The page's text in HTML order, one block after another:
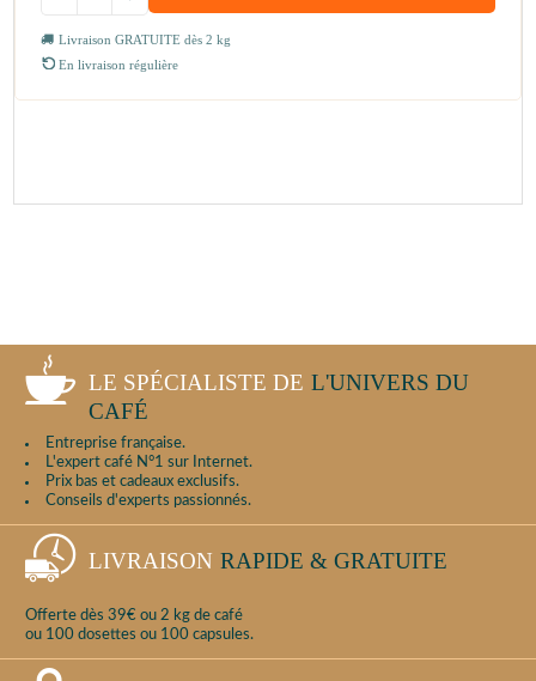
Livraison GRATUITE dès 2 kg
En livraison régulière
LE SPÉCIALISTE DE L'UNIVERS DU
CAFÉ
Entreprise française.
L'expert café N°1 sur Internet.
Prix bas et cadeaux exclusifs.
Conseils d'experts passionnés.
LIVRAISON RAPIDE & GRATUITE
Offerte dès 39€ ou 2 kg de café
ou 100 dosettes ou 100 capsules.